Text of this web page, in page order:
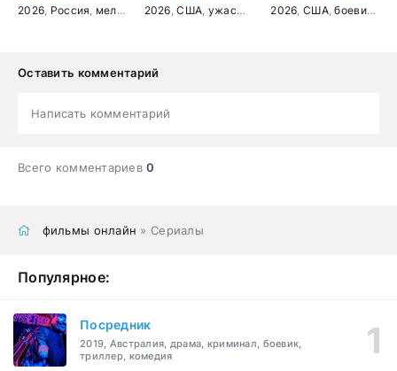
2026 Россия мелодрама
2026 ,США ужасы драма,комедия
2026 США,боевик ,
Оставить комментарий
Написать комментарий
Всего комментариев0
фильмы онлайн » Сериалы
Популярное:
Посредник
2019, Австралия, драма, криминал, боевик,
триллер, комедия